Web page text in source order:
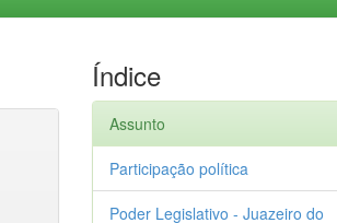
Índice
Assunto
Participação política
Poder Legislativo - Juazeiro do